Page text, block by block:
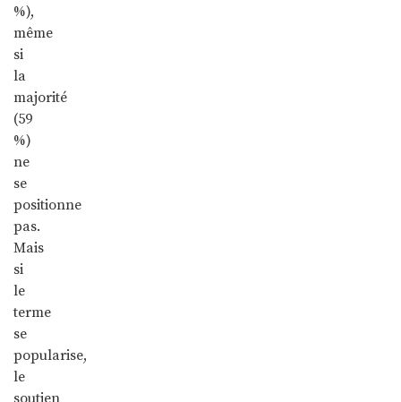
%),
même
si
la
majorité
(59
%)
ne
se
positionne
pas.
Mais
si
le
terme
se
popularise,
le
soutien